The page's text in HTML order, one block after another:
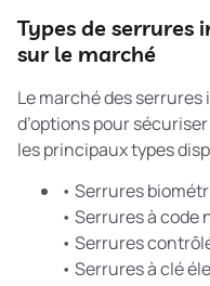
Types de serrures
sur le marché
Le marché des
d’options pour
les principaux types
• Serrures
• Serrures à code
• Serrures
• Serrures à clé